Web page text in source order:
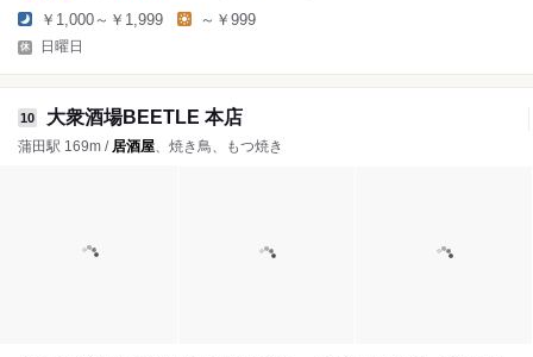
￥1,000～￥1,999 ～￥999
日曜日
10 大衆酒場BEETLE 本店
蒲田駅 169m / 居酒屋、焼き鳥、もつ焼き